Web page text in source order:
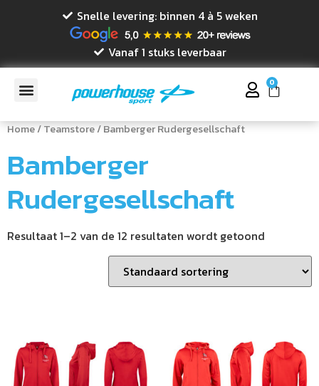
Snelle levering: binnen 4 à 5 weken
Vanaf 1 stuks leverbaar
0
Home/Teamstore/ Bamberger Rudergesellschaft
Bamberger
Rudergesellschaft
Resultaat 1–2 van de 12 resultaten wordt getoond